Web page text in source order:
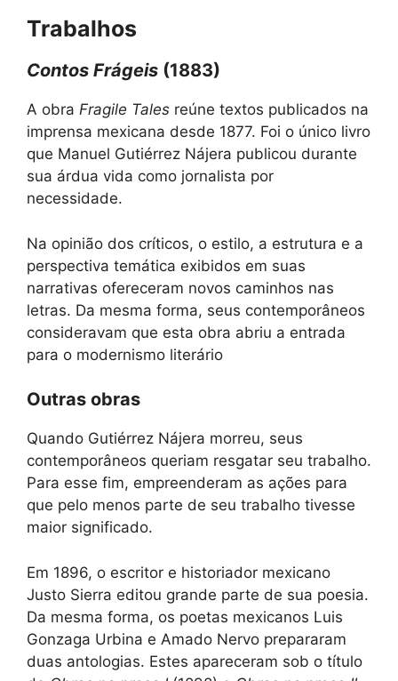
Trabalhos
Contos Frágeis (1883)
A obra Fragile Tales reúne textos publicados na
imprensa mexicana desde 1877. Foi o único livro
que Manuel Gutiérrez Nájera publicou durante
sua árdua vida como jornalista por
necessidade.
Na opinião dos críticos, o estilo, a estrutura e a
perspectiva temática exibidos em suas
narrativas ofereceram novos caminhos nas
letras. Da mesma forma, seus contemporâneos
consideravam que esta obra abriu a entrada
para o modernismo literário
Outras obras
Quando Gutiérrez Nájera morreu, seus
contemporâneos queriam resgatar seu trabalho.
Para esse fim, empreenderam as ações para
que pelo menos parte de seu trabalho tivesse
maior significado.
Em 1896, o escritor e historiador mexicano
Justo Sierra editou grande parte de sua poesia.
Da mesma forma, os poetas mexicanos Luis
Gonzaga Urbina e Amado Nervo prepararam
duas antologias. Estes apareceram sob o título